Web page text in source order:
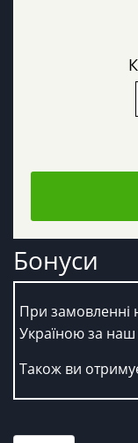
Бонуси
При замовленні
Україною за наш
Також ви